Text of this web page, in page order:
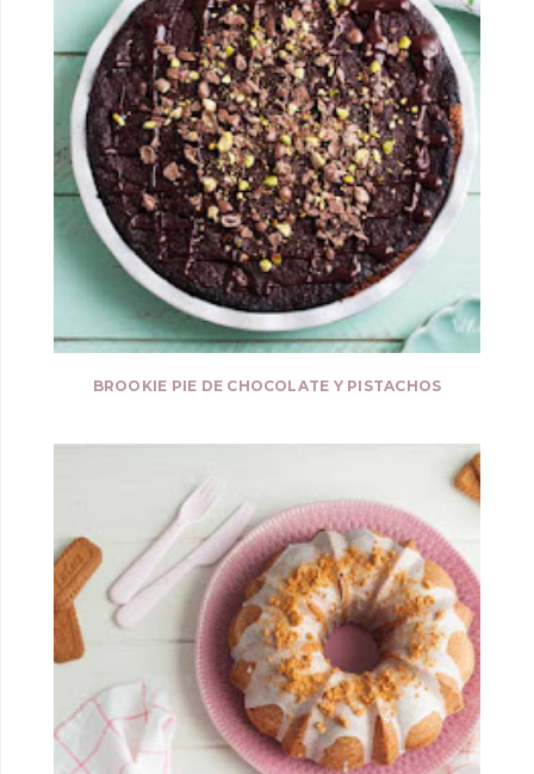
BROOKIE PIE DE CHOCOLATE Y PISTACHOS